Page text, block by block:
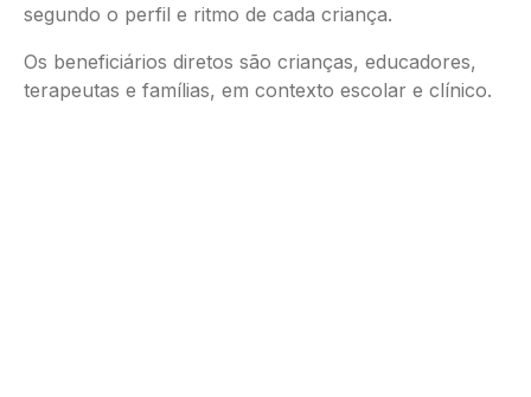
segundo o perfil e ritmo de cada criança.
Os beneficiários diretos são crianças, educadores,
terapeutas e famílias, em contexto escolar e clínico.